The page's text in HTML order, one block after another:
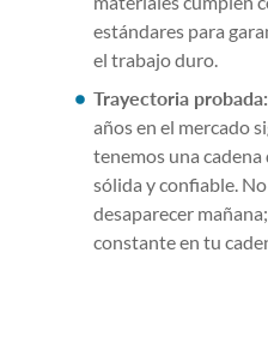
estándares para
el trabajo duro.
Trayectoria
años en el mercado
tenemos una
sólida y confiable.
desaparecer
constante en tu